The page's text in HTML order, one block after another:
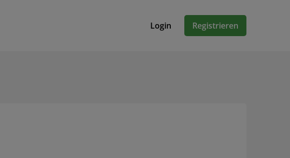
Login Registrieren